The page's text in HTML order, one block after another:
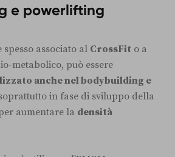
e powerlifting
spesso associato al CrossFit o a
metabolico, può essere
anche nel bodybuilding e
in fase di sviluppo della
aumentare la densità